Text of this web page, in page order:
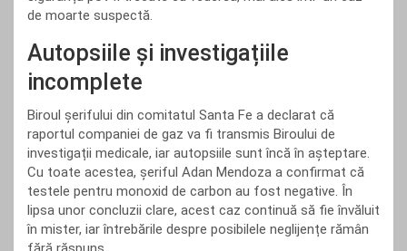
de moarte suspectă.
Autopsiile și investigațiile
incomplete
Biroul șerifului din comitatul Santa Fe a declarat că
raportul companiei de gaz va fi transmis Biroului de
investigații medicale, iar autopsiile sunt încă în așteptare.
Cu toate acestea, șeriful Adan Mendoza a confirmat că
testele pentru monoxid de carbon au fost negative. În
lipsa unor concluzii clare, acest caz continuă să fie învăluit
în mister, iar întrebările despre posibilele neglijențe rămân